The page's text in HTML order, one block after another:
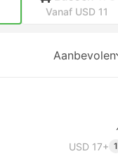
Vanaf USD 11
Aanbevolen
USD 17+ 1